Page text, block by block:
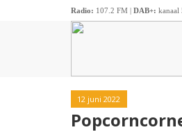
Radio: 107.2 FM | DAB+: kanaal
12 juni 2022